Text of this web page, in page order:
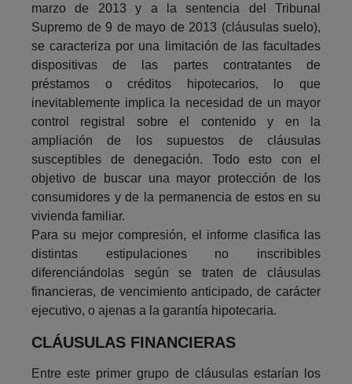
marzo de 2013 y a la sentencia del Tribunal
Supremo de 9 de mayo de 2013 (cláusulas suelo),
se caracteriza por una limitación de las facultades
dispositivas de las partes contratantes de
préstamos o créditos hipotecarios, lo que
inevitablemente implica la necesidad de un mayor
control registral sobre el contenido y en la
ampliación de los supuestos de cláusulas
susceptibles de denegación. Todo esto con el
objetivo de buscar una mayor protección de los
consumidores y de la permanencia de estos en su
vivienda familiar.
Para su mejor compresión, el informe clasifica las
distintas estipulaciones no inscribibles
diferenciándolas según se traten de cláusulas
financieras, de vencimiento anticipado, de carácter
ejecutivo, o ajenas a la garantía hipotecaria.
CLÁUSULAS FINANCIERAS
Entre este primer grupo de cláusulas estarían los